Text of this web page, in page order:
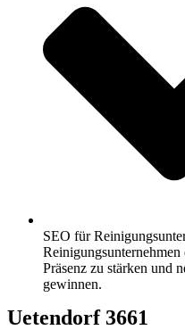
SEO für
Präsenz zu stärken und
gewinnen.
Uetendorf 3661